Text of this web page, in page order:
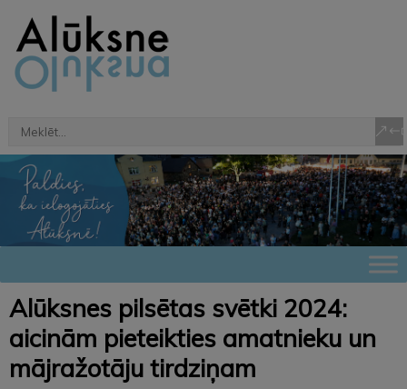
Alūksnes pilsētas svētki 2024:
aicinām pieteikties amatnieku un
mājražotāju tirdziņam